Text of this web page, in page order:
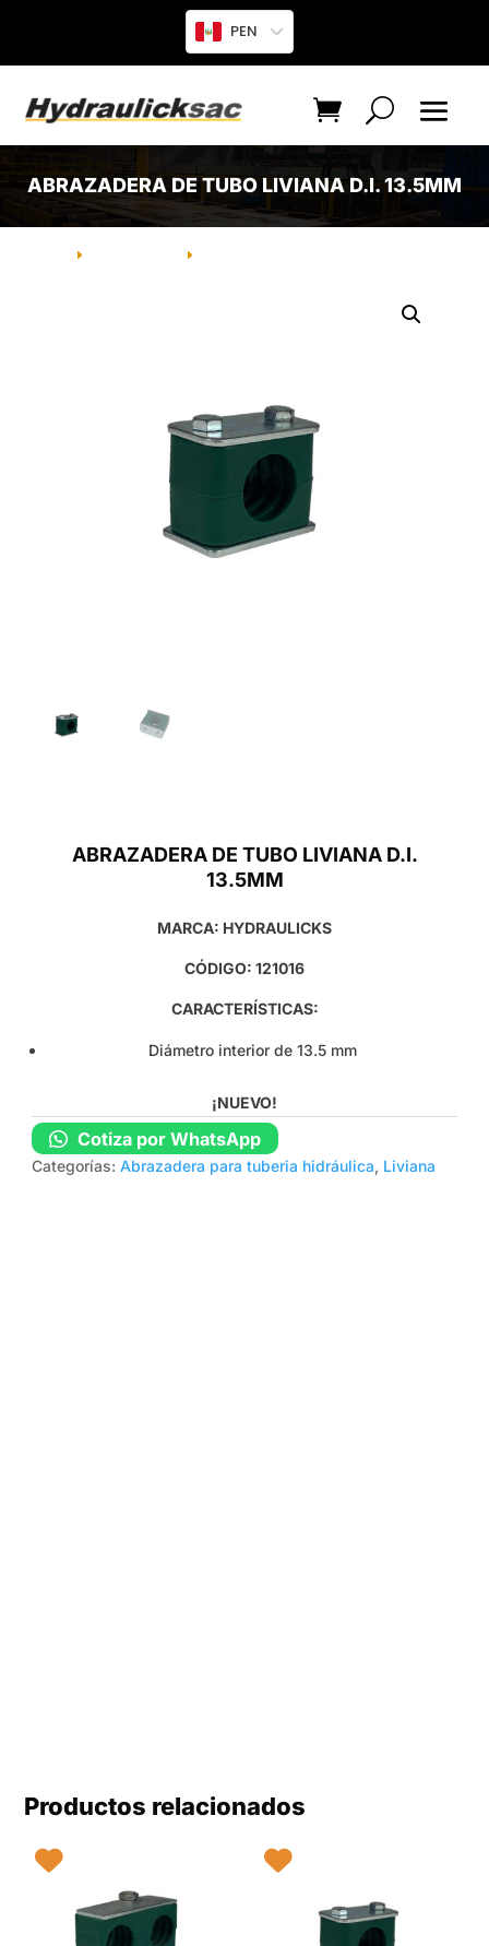
PEN
ABRAZADERA DE TUBO LIVIANA D.I. 13.5MM
E E
ABRAZADERA DE TUBO LIVIANA D.I.
13.5MM
MARCA: HYDRAULICKS
CÓDIGO: 121016
CARACTERÍSTICAS:
Diámetro interior de 13.5 mm
¡NUEVO!
Cotiza por WhatsApp
Categorías:Abrazadera para tuberia hidráulica, Liviana
Productos relacionados